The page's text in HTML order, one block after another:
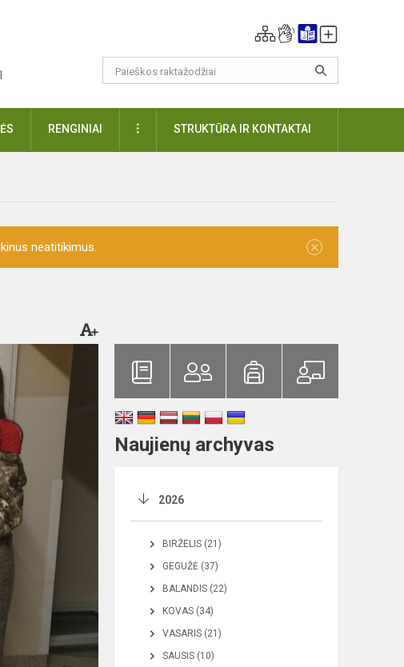
RENGINIAI DAUGIAUSTRUKTŪRA IR KONTAKTAI
neatitikimus. ×
Naujienų archyvas
2026
BIRŽELIS (21)
GEGUŽĖ (37)
BALANDIS (22)
KOVAS (34)
VASARIS (21)
SAUSIS (10)